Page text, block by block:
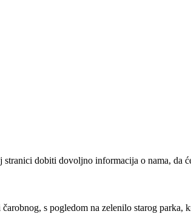
stranici dobiti dovoljno informacija o nama, da
s pogledom na zelenilo starog parka,